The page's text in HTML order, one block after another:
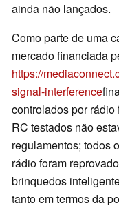
ainda não lançados.
Como parte de uma
mercado financiada
https://
signal-interference
controlados por
RC testados não
regulamentos; todos
rádio foram
brinquedos
tanto em termos da